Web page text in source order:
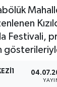
Festivali,
Haberleri